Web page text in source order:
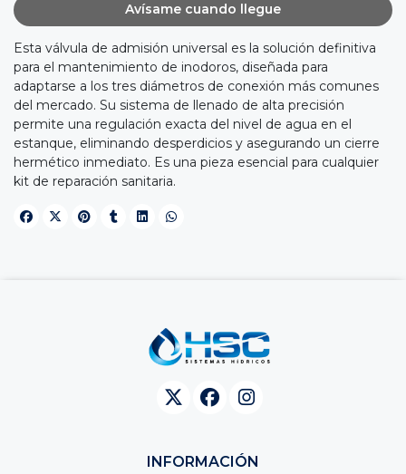
Avísame cuando llegue
Esta válvula de admisión universal es la solución definitiva
para el mantenimiento de inodoros, diseñada para
adaptarse a los tres diámetros de conexión más comunes
del mercado. Su sistema de llenado de alta precisión
permite una regulación exacta del nivel de agua en el
estanque, eliminando desperdicios y asegurando un cierre
hermético inmediato. Es una pieza esencial para cualquier
kit de reparación sanitaria.
INFORMACIÓN